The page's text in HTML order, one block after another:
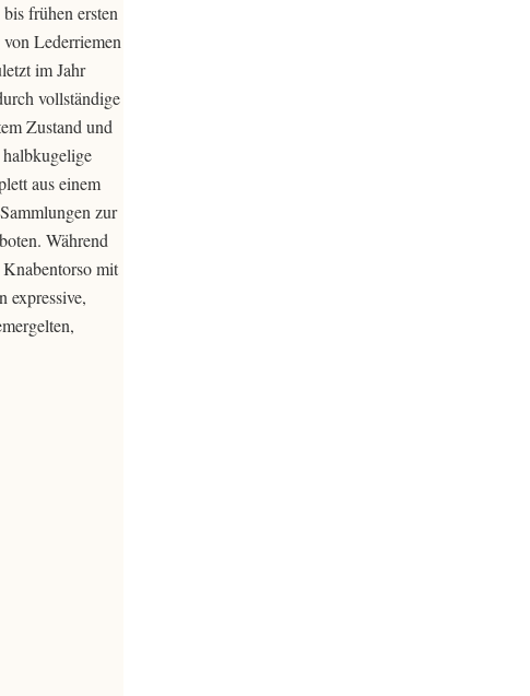
frühen ersten
Lederriemen
im Jahr
vollständige
Zustand und
aus einem
zur
Während
mit
expressive,